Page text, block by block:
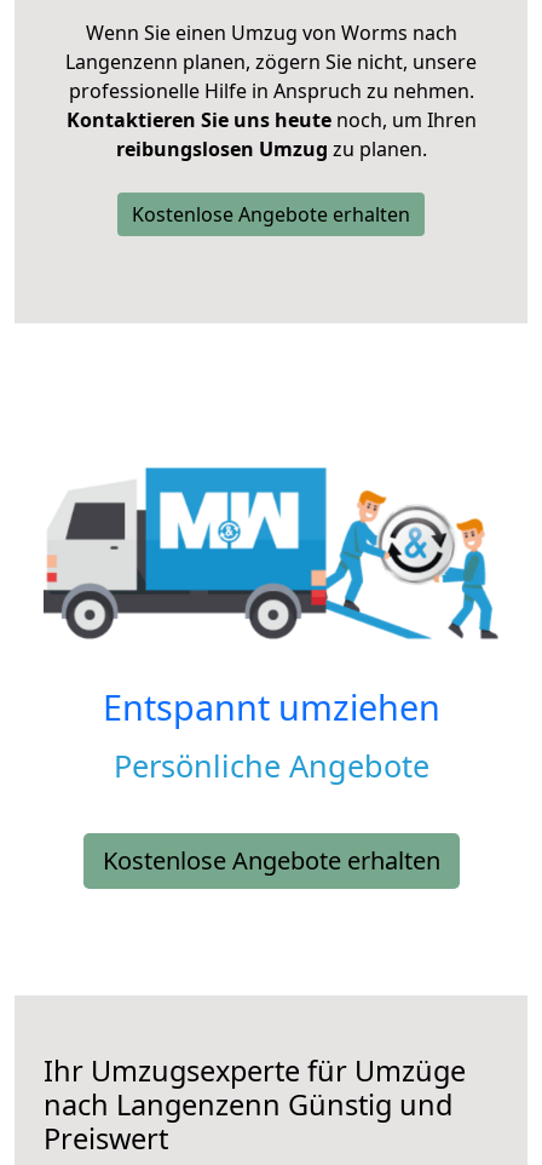
Wenn Sie einen Umzug von Worms nach
Langenzenn planen, zögern Sie nicht, unsere
professionelle Hilfe in Anspruch zu nehmen.
Kontaktieren Sie uns heutenoch, um Ihren
reibungslosen Umzug zu planen.
Kostenlose Angebote erhalten
Entspannt umziehen
Persönliche Angebote
Kostenlose Angebote erhalten
Ihr Umzugsexperte für Umzüge
nach Langenzenn Günstig und
Preiswert